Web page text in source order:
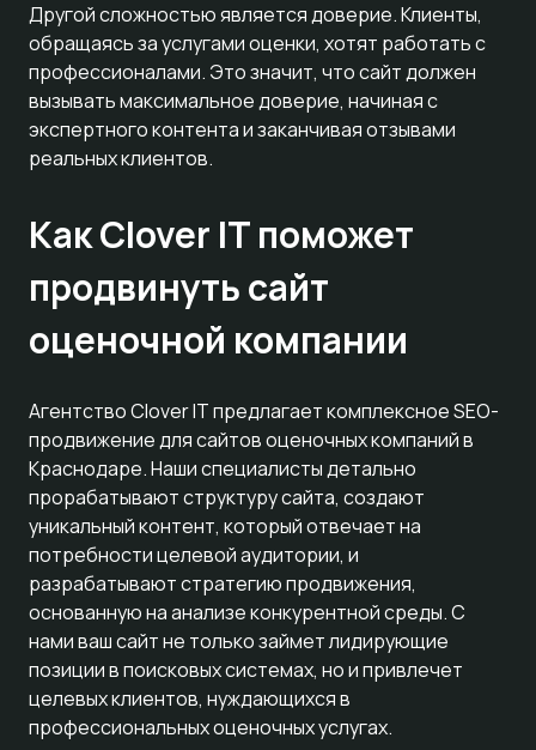
Другой сложностью является доверие. Клиенты,
обращаясь за услугами оценки, хотят работать с
профессионалами. Это значит, что сайт должен
вызывать максимальное доверие, начиная с
экспертного контента и заканчивая отзывами
реальных клиентов.
Как Clover IT поможет
продвинуть сайт
оценочной компании
Агентство Clover IT предлагает комплексное SEO-
продвижение для сайтов оценочных компаний в
Краснодаре. Наши специалисты детально
прорабатывают структуру сайта, создают
уникальный контент, который отвечает на
потребности целевой аудитории, и
разрабатывают стратегию продвижения,
основанную на анализе конкурентной среды. С
нами ваш сайт не только займет лидирующие
позиции в поисковых системах, но и привлечет
целевых клиентов, нуждающихся в
профессиональных оценочных услугах.